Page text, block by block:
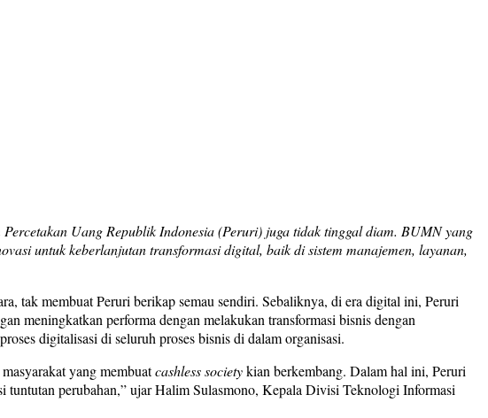
Uang Republik Indonesia (Peruri) juga tidak tinggal diam. BUMN yang
untuk keberlanjutan transformasi digital, baik di sistem manajemen, layanan,
tak membuat Peruri berikap semau sendiri. Sebaliknya, di era digital ini, Peruri
meningkatkan performa dengan melakukan transformasi bisnis dengan
digitalisasi di seluruh proses bisnis di dalam organisasi.
yang membuatcashless societykian berkembang. Dalam hal ini, Peruri
tuntutan perubahan,” ujar Halim Sulasmono, Kepala Divisi Teknologi Informasi